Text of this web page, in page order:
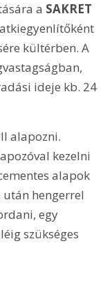
a SAKRET
kültérben. A
ideje kb. 24
alapozni.
kezelni
alapok
után hengerrel
egy
szükséges